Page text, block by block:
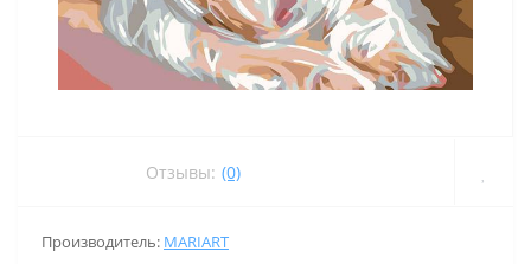
Отзывы: (0)
Производитель: MARIART